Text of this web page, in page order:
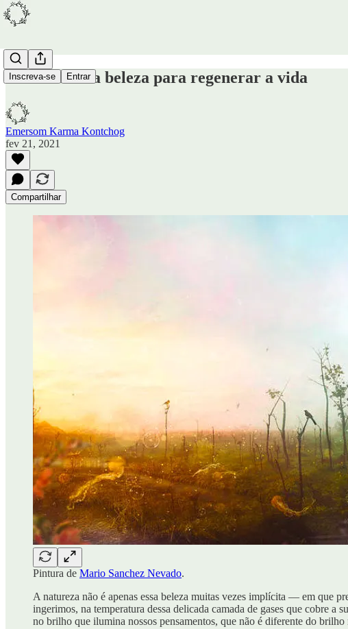
Inscreva-se Entrar
Reconhecer a beleza para regenerar a vida
Emersom Karma Kontchog
fev 21, 2021
Compartilhar
Pintura de Mario Sanchez Nevado.
A natureza não é apenas essa beleza muitas vezes implícita — em que
ingerimos, na temperatura dessa delicada camada de gases que cobre
no brilho que ilumina nossos pensamentos, que não é diferente do